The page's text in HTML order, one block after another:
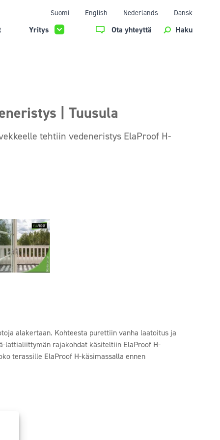
Suomi English Nederlands Dansk
Yritys Ota yhteyttä Haku
| Tuusula
tehtiin vedeneristys ElaProof H-
alakertaan. Kohteesta purettiin vanha laatoitus ja
lattialiittymän rajakohdat käsiteltiin ElaProof H-
terassille ElaProof H-käsimassalla ennen